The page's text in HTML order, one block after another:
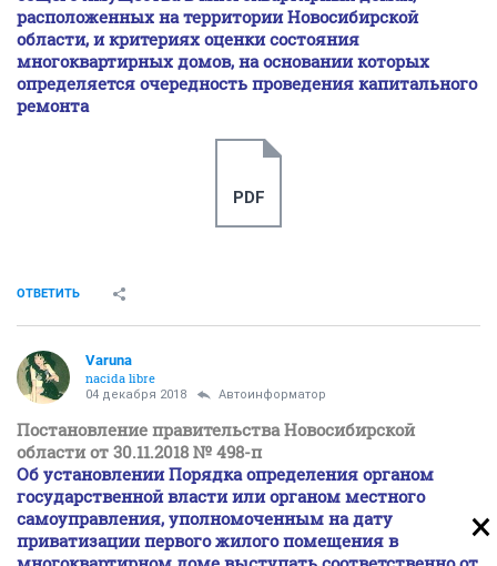
расположенных на территории Новосибирской
области, и критериях оценки состояния
многоквартирных домов, на основании которых
определяется очередность проведения капитального
ремонта
PDF
ОТВЕТИТЬ
Varuna
nacida libre
04 декабря 2018 Автоинформатор
Постановление правительства Новосибирской
области от 30.11.2018 № 498-п
Об установлении Порядка определения органом
государственной власти или органом местного
самоуправления, уполномоченным на дату
приватизации первого жилого помещения в